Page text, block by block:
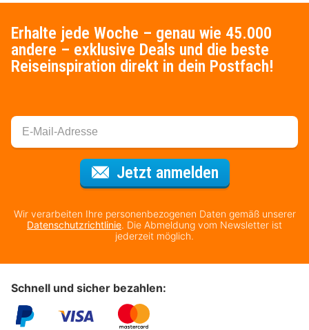
Erhalte jede Woche – genau wie 45.000
andere – exklusive Deals und die beste
Reiseinspiration direkt in dein Postfach!
Jetzt anmeldenFür den
Wir verarbeiten Ihre personenbezogenen Daten gemäß unserer
Datenschutzrichtlinie. Die Abmeldung vom Newsletter ist
jederzeit möglich.
Schnell und sicher bezahlen: